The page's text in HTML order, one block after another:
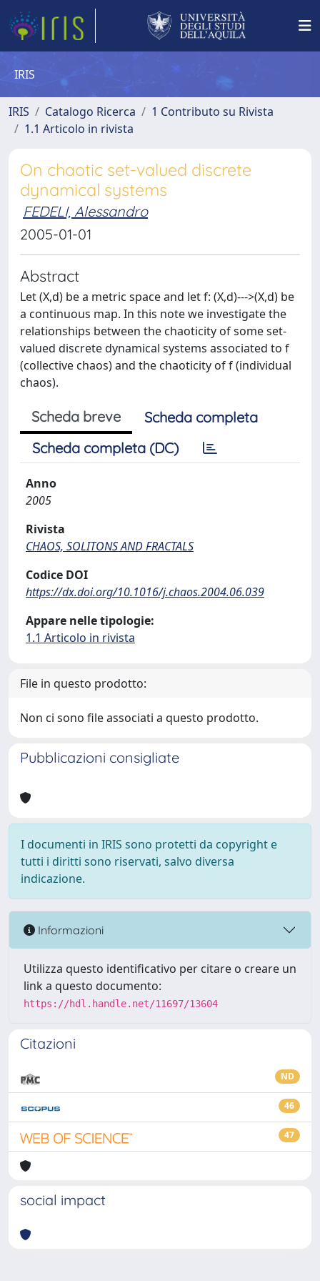
IRIS
IRIS Catalogo Ricerca
1 Contributo su Rivista
1.1 Articolo in rivista
On chaotic set-valued discrete
dynamical systems
FEDELI, Alessandro
2005-01-01
Abstract
Let (X,d) be a metric space and let f: (X,d)--->(X,d) be
a continuous map. In this note we investigate the
relationships between the chaoticity of some set-
valued discrete dynamical systems associated to f
(collective chaos) and the chaoticity of f (individual
chaos).
Scheda breve
Scheda completa
Scheda completa (DC)
Anno
2005
Rivista
CHAOS, SOLITONS AND FRACTALS
Codice DOI
https://dx.doi.org/10.1016/j.chaos.2004.06.039
Appare nelle tipologie:
1.1 Articolo in rivista
File in questo prodotto:
Non ci sono file associati a questo prodotto.
Pubblicazioni consigliate
I documenti in IRIS sono protetti da copyright e
tutti i diritti sono riservati, salvo diversa
indicazione.
Informazioni
Utilizza questo identificativo per citare o creare un
link a questo documento:
https://hdl.handle.net/11697/13604
Citazioni
ND
46
47
social impact